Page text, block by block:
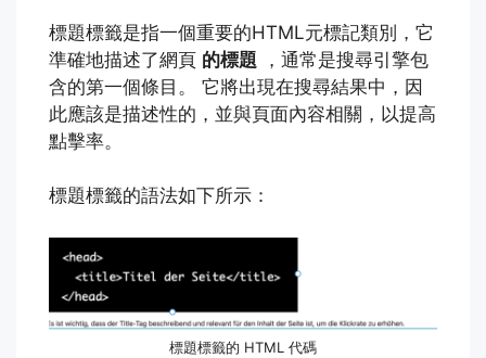
標題標籤是指一個重要的HTML元標記類別，它
準確地描述了網頁 的標題 ，通常是搜尋引擎包
含的第一個條目。 它將出現在搜尋結果中，因
此應該是描述性的，並與頁面內容相關，以提高
點擊率。
標題標籤的語法如下所示：
標題標籤的 HTML 代碼